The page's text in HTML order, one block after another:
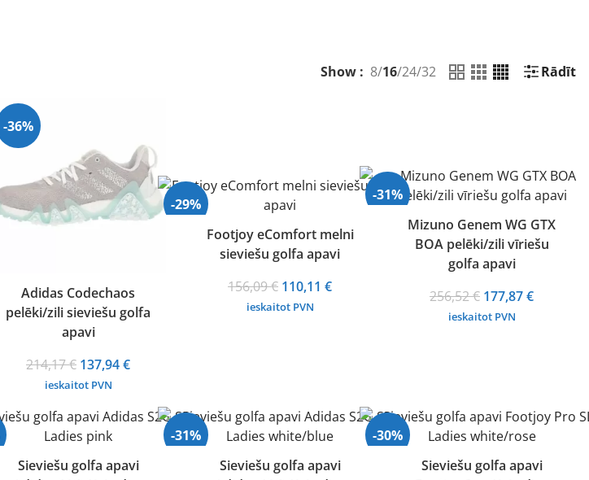
Show : 8/16/24/32 Rādīt
-36%
Adidas Codechaos
pelēki/zili sieviešu golfa
apavi
214,17€ Original
price
214,17 €.
137,94€Current
137,94 €.
ieskaitot PVN
-29%
Footjoy eComfort melni
sieviešu golfa apavi
156,09€ Original
price
110,11 €Current
ieskaitot PVN
-31%
Mizuno Genem WG GTX
BOA pelēki/zili vīriešu
golfa apavi
256,52€ Original
price
177,87€Current
ieskaitot PVN
Sieviešu golfa apavi
-31%
Sieviešu golfa apavi
-30%
Sieviešu golfa apavi